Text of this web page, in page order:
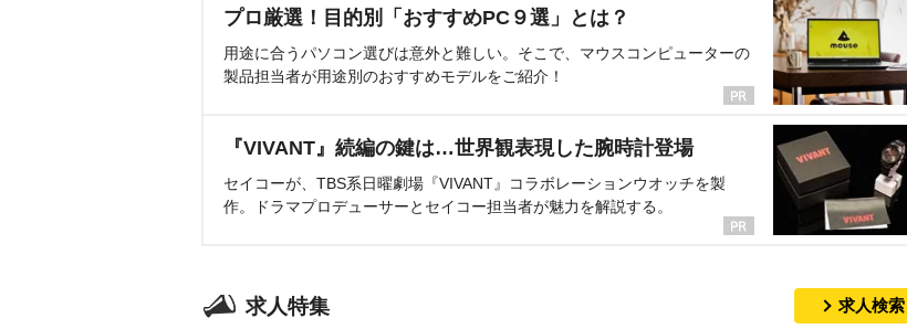
プロ厳選！目的別「おすすめPC９選」とは？
用途に合うパソコン選びは意外と難しい。そこで、マウスコンピューターの
製品担当者が用途別のおすすめモデルをご紹介！
『VIVANT』続編の鍵は…世界観表現した腕時計登場
セイコーが、TBS系日曜劇場『VIVANT』コラボレーションウオッチを製
作。ドラマプロデューサーとセイコー担当者が魅力を解説する。
求人特集 求人検索